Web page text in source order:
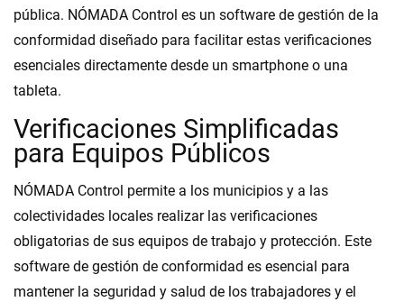
pública. NÓMADA Control es un software de gestión de la
conformidad diseñado para facilitar estas verificaciones
esenciales directamente desde un smartphone o una
tableta.
Verificaciones Simplificadas
para Equipos Públicos
NÓMADA Control permite a los municipios y a las
colectividades locales realizar las verificaciones
obligatorias de sus equipos de trabajo y protección. Este
software de gestión de conformidad es esencial para
mantener la seguridad y salud de los trabajadores y el